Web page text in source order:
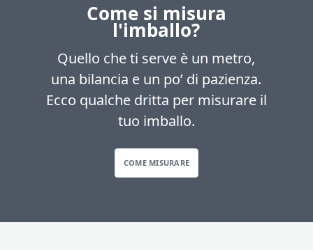
Come si misura
l'imballo?
Quello che ti serve è un metro,
una bilancia e un po’ di pazienza.
Ecco qualche dritta per misurare il
tuo imballo.
COME MISURARE